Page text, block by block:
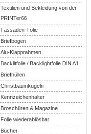
Textilien und Bekleidung von der
PRINTer66
Fassaden-Folie
Briefbogen
Alu-Klapprahmen
Backlitfolie / Backlightfolie DIN A1
Briefhüllen
Christbaumkugeln
Kennzeichenhalter
Broschüren & Magazine
Folie wiederablösbar
Bücher